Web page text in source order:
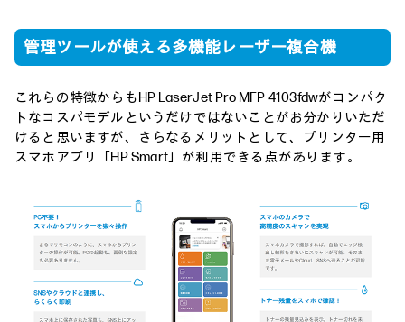
管理ツールが使える多機能レーザー複合機
これらの特徴からもHP LaserJet Pro MFP 4103fdwがコンパク
トなコスパモデルというだけではないことがお分かりいただ
けると思いますが、さらなるメリットとして、プリンター用
スマホアプリ「HP Smart」が利用できる点があります。